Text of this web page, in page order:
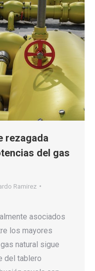
rezagada
del gas
Ramirez
asociados
los mayores
natural sigue
del tablero